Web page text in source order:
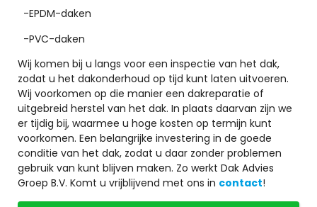
-EPDM-daken
-PVC-daken
Wij komen bij u langs voor een inspectie van het dak,
zodat u het dakonderhoud op tijd kunt laten uitvoeren.
Wij voorkomen op die manier een dakreparatie of
uitgebreid herstel van het dak. In plaats daarvan zijn we
er tijdig bij, waarmee u hoge kosten op termijn kunt
voorkomen. Een belangrijke investering in de goede
conditie van het dak, zodat u daar zonder problemen
gebruik van kunt blijven maken. Zo werkt Dak Advies
Groep B.V. Komt u vrijblijvend met ons in contact!